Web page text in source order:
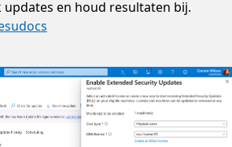
updates en houd resultaten bij.